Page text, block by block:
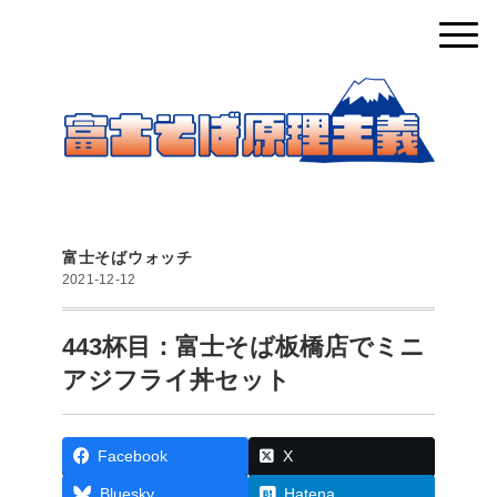
富士そばウォッチ
2021-12-12
443杯目：富士そば板橋店でミニ
アジフライ丼セット
Facebook X